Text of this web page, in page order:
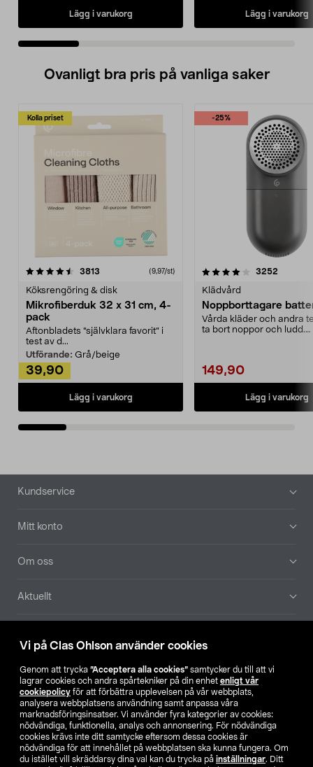
Vi på Clas Ohlson använder cookies
Genom att trycka ”Acceptera alla cookies” samtycker du till att vi
lagrar cookies och andra spårtekniker på din enhet enligt vår
cookiepolicy för att förbättra upplevelsen på vår webbplats,
analysera webbplatsens användning samt anpassa våra
marknadsföringsinsatser. Vi använder fyra kategorier av cookies:
nödvändiga, funktionella, analys och annonsering. För nödvändiga
cookies krävs inte ditt samtycke eftersom dessa cookies är
nödvändiga för att innehållet på webbplatsen ska kunna fungera. Om
du istället vill skräddarsy dina val kan du trycka på inställningar. Ditt
Lägg i varukorg Lägg i varukorg
Ovanligt bra pris på vanliga saker
Kolla priset
3813 (9,97/st)
Köksrengöring & disk
Mikrofiberduk 32 x 31 cm, 4-
pack
Aftonbladets "självklara favorit” i
test av d...
Utförande: Grå/beige
39,90
Lägg i varukorg
-25%
4.0av 5 stjärnor 3252
Klädvård
Noppborttagare
Vårda kläder och andra
ta bort noppor och ludd.
149,90
Lägg i varukorg
4.5av 5 stjärnor
Sidfot
Kundservice
Mitt konto
Om oss
Aktuellt
Hitta butik
SE NO FI